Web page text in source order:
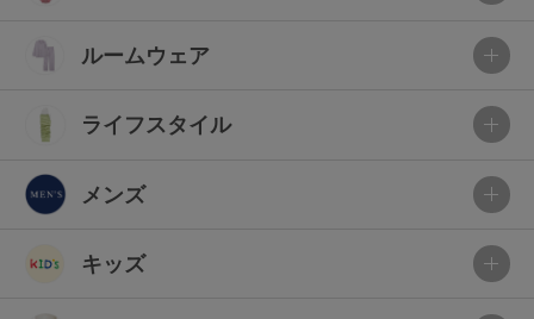
ルームウェア
ライフスタイル
メンズ
キッズ